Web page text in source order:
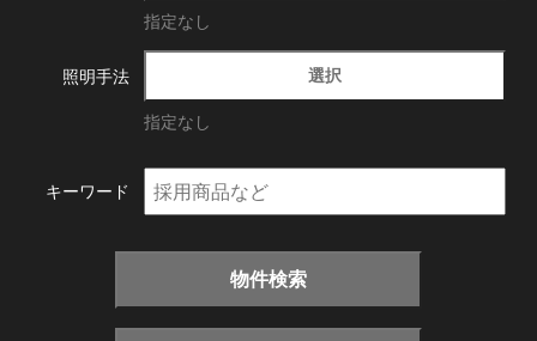
指定なし
照明手法 選択
指定なし
キーワード
物件検索